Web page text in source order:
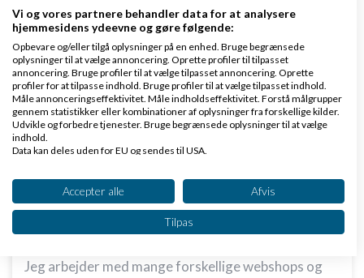
BioovnSkrevet06-06-2026kl. 21:27
Jeg arbejder med mange forskellige webshops og
Vi og vores partnere behandler data for at analysere
hjemmesidens ydeevne og gøre følgende:
Opbevare og/eller tilgå oplysninger på en enhed. Bruge begrænsede
oplysninger til at vælge annoncering. Oprette profiler til tilpasset
annoncering. Bruge profiler til at vælge tilpasset annoncering. Oprette
profiler for at tilpasse indhold. Bruge profiler til at vælge tilpasset indhold.
Måle annonceringseffektivitet. Måle indholdseffektivitet. Forstå målgrupper
gennem statistikker eller kombinationer af oplysninger fra forskellige kilder.
Udvikle og forbedre tjenester. Bruge begrænsede oplysninger til at vælge
indhold.
Data kan deles uden for EU og sendes til USA.
Se partnerliste (2 IAB-leverandører)
Vi bruger dine data til følgende formål:
IAB's behandlingsformål:
enhed
Accepter alle Afvis
Tilpas